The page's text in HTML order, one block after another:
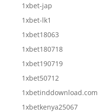
1xbet-jap
1xbet-lk1
1xbet18063
1xbet180718
1xbet190719
1xbet50712
1xbetinddownload.com
1xbetkenya25067